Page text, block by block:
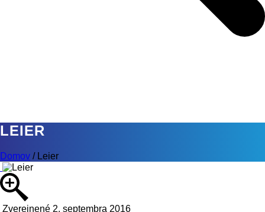
LEIER
Domov / Leier
Zverejnené 2. septembra 2016